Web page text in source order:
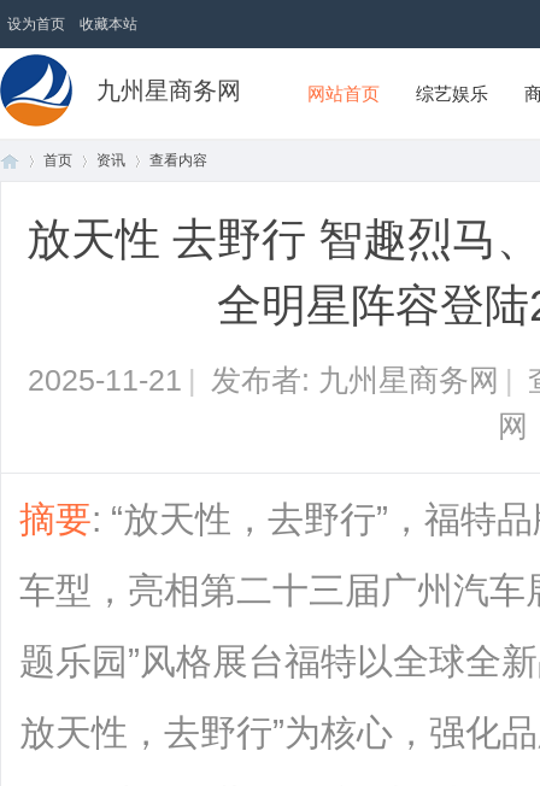
设为首页 收藏本站
九州星商务网 网站首页 综艺娱乐
首页
›
资讯 查看内容
放天性 去野行 智趣烈马
全明星阵容登
2025-11-21 | 发布者: 九州星商务网 |
网
摘要: “放天性，去野行”，福特
车型，亮相第二十三届广州汽车
题乐园”风格展台福特以全球全
放天性，去野行”为核心，强化